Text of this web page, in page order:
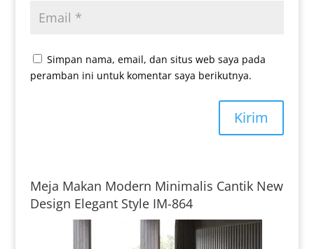
Simpan nama, email, dan situs web saya pada
peramban ini untuk komentar saya berikutnya.
Kirim
Meja Makan Modern Minimalis Cantik New
Design Elegant Style IM-864